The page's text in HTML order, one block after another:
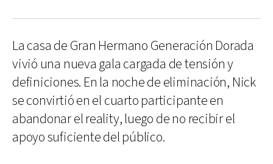
La casa de Gran Hermano Generación Dorada
vivió una nueva gala cargada de tensión y
definiciones. En la noche de eliminación, Nick
se convirtió en el cuarto participante en
abandonar el reality, luego de no recibir el
apoyo suficiente del público.